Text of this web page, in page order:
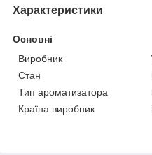
Характеристики
Основні
Виробник
Стан
Тип ароматизатора
Країна виробник